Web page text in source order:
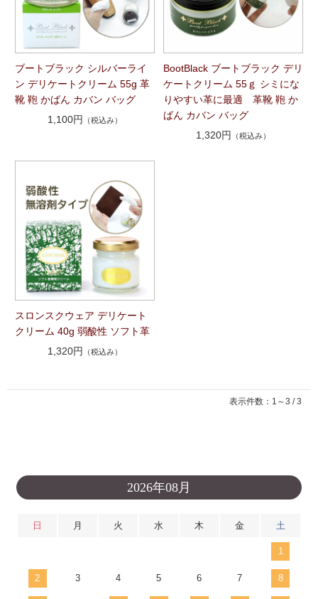
ブートブラック シルバーライ
ン デリケートクリーム 55g 革
靴 鞄 かばん カバン バッグ
1,100円
（税込み）
BootBlack ブートブラック デリ
ケートクリーム 55ｇ シミにな
りやすい革に最適 革靴 鞄 か
ばん カバン バッグ
1,320円
（税込み）
スロンスクウェア デリケート
クリーム 40g 弱酸性 ソフト革
1,320円
（税込み）
表示件数：1～3 / 3
2026年08月
日 月 火 水 木 金 土
1
2 3 4 5 6 7 8